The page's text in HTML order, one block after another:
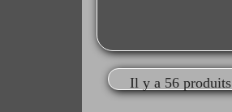
Il y a 56 produits